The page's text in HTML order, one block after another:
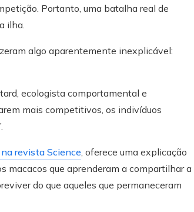
Portanto, uma batalha real de
ilha.
algo aparentemente inexplicável:
ecologista comportamental e
mais competitivos, os indivíduos
revista Science, oferece uma explicação
macacos que aprenderam a compartilhar a
do que aqueles que permaneceram